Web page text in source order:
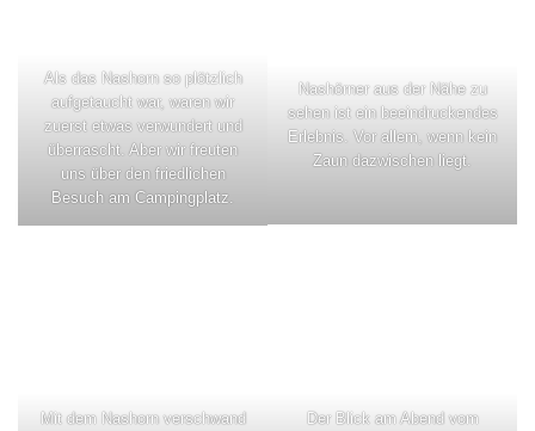
Als das Nashorn so plötzlich
aufgetaucht war, waren wir
zuerst etwas verwundert und
überrascht. Aber wir freuten
uns über den friedlichen
Besuch am Campingplatz.
Nashörner aus der Nähe zu
sehen ist ein beeindruckendes
Erlebnis. Vor allem, wenn kein
Zaun dazwischen liegt.
Mit dem Nashorn verschwand
Der Blick am Abend vom